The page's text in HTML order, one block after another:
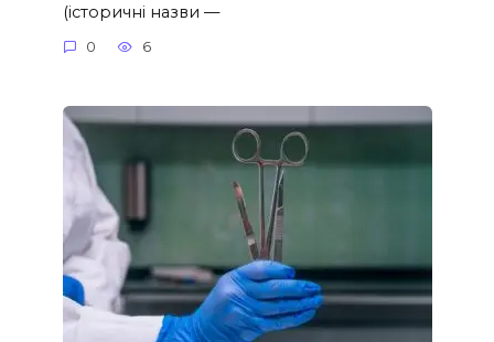
(історичні назви —
0 6